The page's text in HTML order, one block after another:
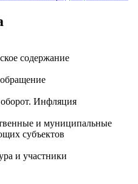
содержание
Инфляция
и муниципальные
субъектов
и участники